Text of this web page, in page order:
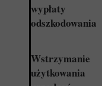
wypłaty
odszkodowania
Wstrzymanie
użytkowania